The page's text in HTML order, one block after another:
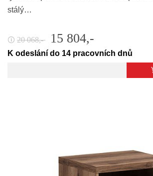
stálý…
🛈 20 068,- 15 804,-
K odeslání do 14 pracovních dnů